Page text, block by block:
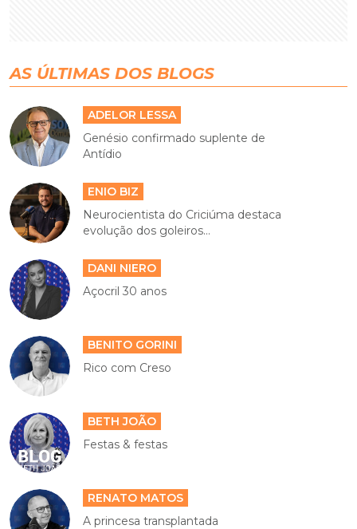
AS ÚLTIMAS DOS BLOGS
ADELOR LESSA
Genésio confirmado suplente de
Antídio
ENIO BIZ
Neurocientista do Criciúma destaca
evolução dos goleiros...
DANI NIERO
Açocril 30 anos
BENITO GORINI
Rico com Creso
BETH JOÃO
Festas & festas
RENATO MATOS
A princesa transplantada